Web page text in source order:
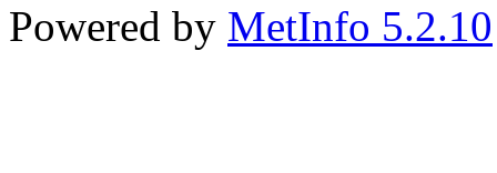
Powered by MetInfo 5.2.10